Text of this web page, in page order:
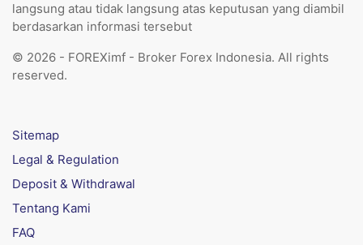
langsung atau tidak langsung atas keputusan yang diambil
berdasarkan informasi tersebut
© 2026 - FOREXimf - Broker Forex Indonesia. All rights
reserved.
Sitemap
Legal & Regulation
Deposit & Withdrawal
Tentang Kami
FAQ